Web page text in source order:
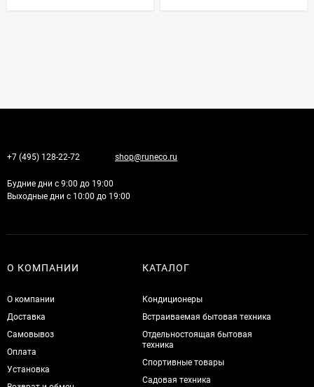
+7 (495) 128-22-72 shop@runeco.ru
Будние дни с 9:00 до 19:00
Выходные дни с 10:00 до 19:00
О КОМПАНИИ
О компании
Доставка
Самовывоз
Оплата
Установка
КАТАЛОГ
Кондиционеры
Встраиваемая бытовая техника
Отдельностоящая бытовая
техника
Спортивные товары
Садовая техника